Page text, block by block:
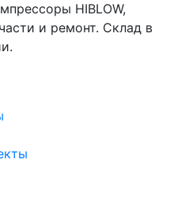
HIBLOW,
и ремонт. Склад в